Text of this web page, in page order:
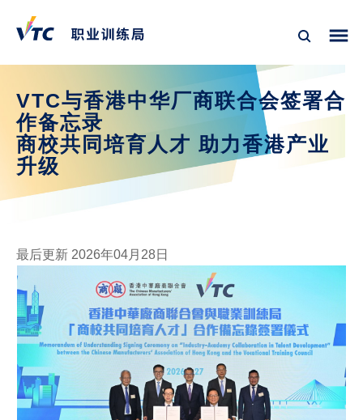
VTC与香港中华厂商联合会签署合
作备忘录
商校共同培育人才 助力香港产业
升级
最后更新 2026年04月28日